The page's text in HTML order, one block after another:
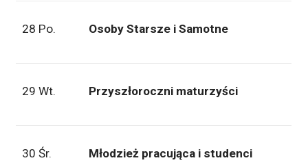
28 Po. Osoby Starsze i Samotne
29 Wt. Przyszłoroczni maturzyści
30 Śr. Młodzież pracująca i studenci